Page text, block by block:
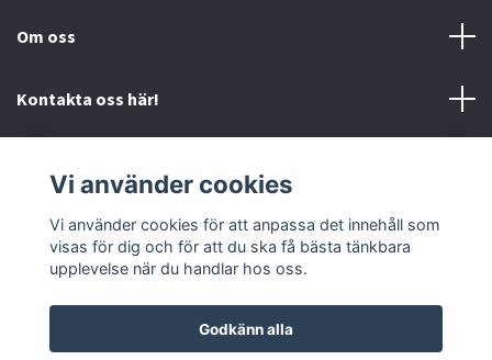
Om oss
Kontakta oss här!
Sociala medier
Vi använder cookies
Vi använder cookies för att anpassa det innehåll som
visas för dig och för att du ska få bästa tänkbara
upplevelse när du handlar hos oss.
Godkänn alla